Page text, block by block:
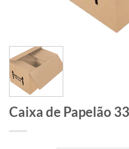
Caixa de Papelão